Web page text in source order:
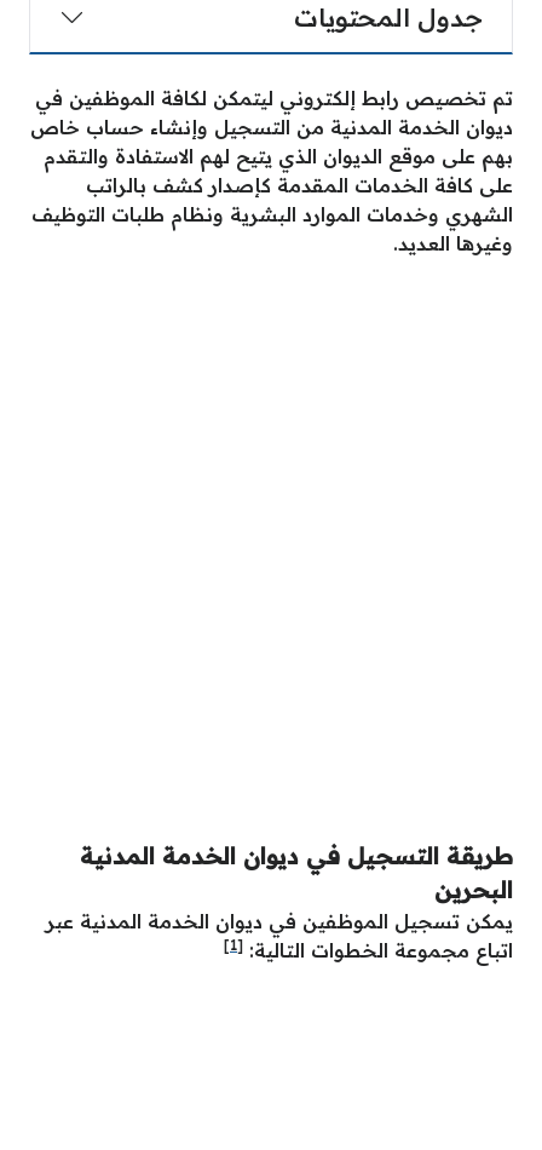
جدول المحتويات
تم تخصيص رابط إلكتروني ليتمكن لكافة الموظفين في
ديوان الخدمة المدنية من التسجيل وإنشاء حساب خاص
بهم على موقع الديوان الذي يتيح لهم الاستفادة والتقدم
على كافة الخدمات المقدمة كإصدار كشف بالراتب
الشهري وخدمات الموارد البشرية ونظام طلبات التوظيف
وغيرها العديد.
طريقة التسجيل في ديوان الخدمة المدنية
البحرين
يمكن تسجيل الموظفين في ديوان الخدمة المدنية عبر
اتباع مجموعة الخطوات التالية: [1]